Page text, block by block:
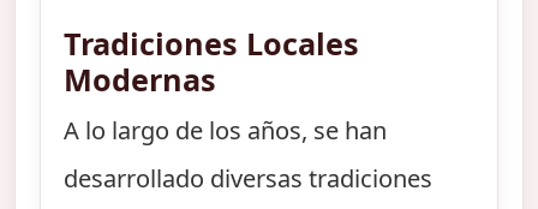
Tradiciones Locales
Modernas
A lo largo de los años, se han
desarrollado diversas tradiciones